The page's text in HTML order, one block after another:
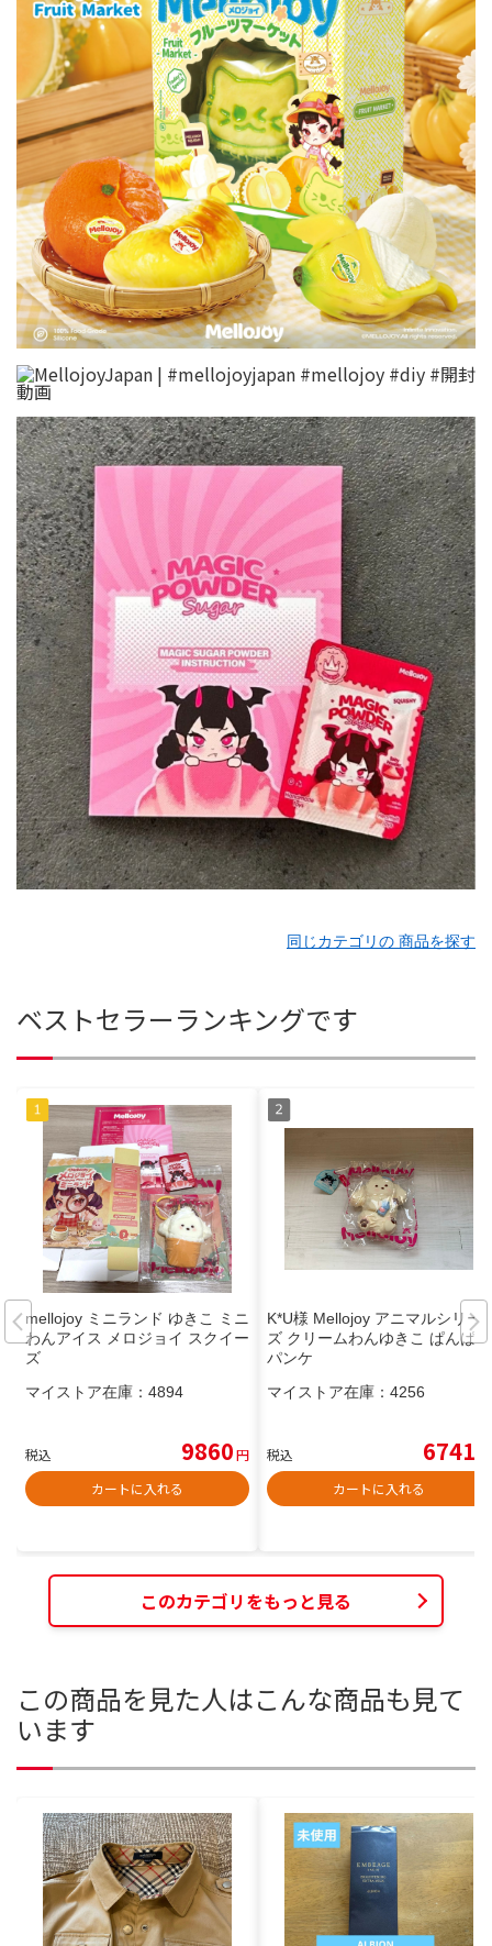
同じカテゴリの 商品を探す
ベストセラーランキングです
mellojoy ミニランド ゆきこ ミニ
わんアイス メロジョイ スクイー
ズ
マイストア在庫： 4894
税込 9860円
カートに入れる
K*U様 Mellojoy アニマルシリー
ズ クリームわんゆきこ ぱんぱん
パンケ
マイストア在庫： 4256
税込 6741
カートに入れる
このカテゴリをもっと見る
この商品を見た人はこんな商品も見て
います